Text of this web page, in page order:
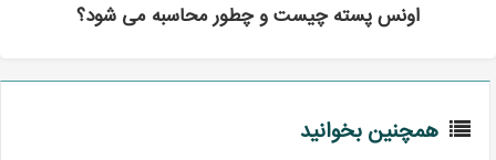
اونس پسته چیست و چطور محاسبه می شود؟
همچنین بخوانید